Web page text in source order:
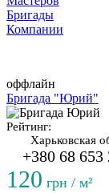
Бригады
Компании
оффлайн
Бригада "Юрий"
Рейтинг:
Харьковская
+380 68 653
120 грн / м²